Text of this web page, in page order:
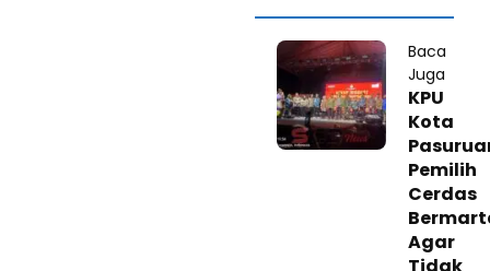
Baca
Juga
KPU
Kota
Pemilih
Cerdas
Agar
Tidak